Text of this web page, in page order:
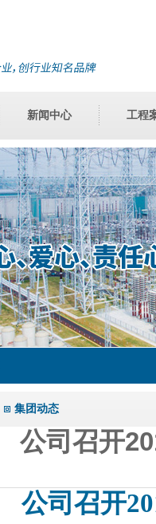
新闻中心 工程
集团动态
公司召开
公司召开